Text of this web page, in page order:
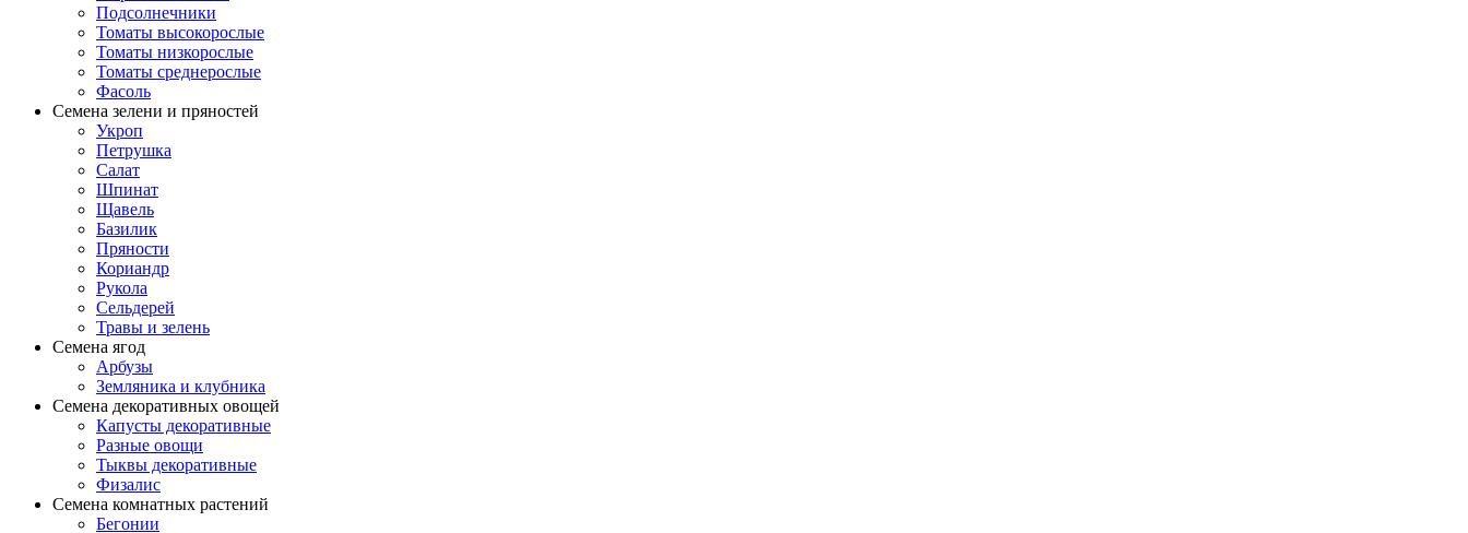
Подсолнечники
Томаты высокорослые
Томаты низкорослые
Томаты среднерослые
Фасоль
Семена зелени и пряностей
Укроп
Петрушка
Салат
Шпинат
Щавель
Базилик
Пряности
Кориандр
Рукола
Сельдерей
Травы и зелень
Семена ягод
Арбузы
Земляника и клубника
Семена декоративных овощей
Капусты декоративные
Разные овощи
Тыквы декоративные
Физалис
Семена комнатных растений
Бегонии